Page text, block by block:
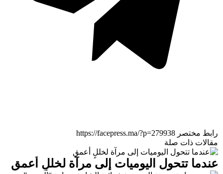
رابط مختصر
مقالات ذات صلة
عندما تتحول اليوميات إلى مرآة لخللٍ أعمق